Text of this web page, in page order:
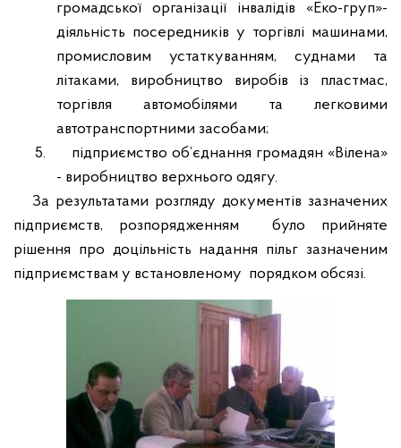
громадської організації інвалідів «Еко-груп»-
діяльність посередників у торгівлі машинами,
промисловим устаткуванням, суднами та
літаками, виробництво виробів із пластмас,
торгівля автомобілями та легковими
автотранспортними засобами;
5.
підприємство об’єднання громадян «Вілена»
- виробництво верхнього одягу.
За результатами розгляду документів зазначених
підприємств, розпорядженням
було прийняте
рішення про доцільність надання пільг зазначеним
підприємствам у встановленому порядком обсязі.